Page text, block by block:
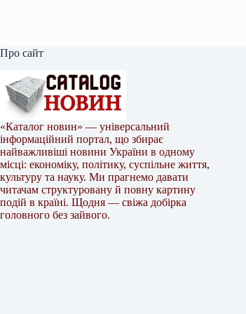
Про сайт
«Каталог новин» — універсальний
інформаційний портал, що збирає
найважливіші новини України в одному
місці: економіку, політику, суспільне життя,
культуру та науку. Ми прагнемо давати
читачам структуровану й повну картину
подій в країні. Щодня — свіжа добірка
головного без зайвого.